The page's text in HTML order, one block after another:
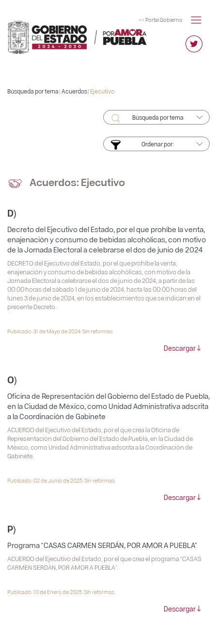
<< Portal Gobierno
Búsqueda por tema |Acuerdos| Ejecutivo
Búsqueda por tema
Ordenar por:
Acuerdos: Ejecutivo
D)
Decreto del Ejecutivo del Estado, por el que prohíbe la venta,
enajenación y consumo de bebidas alcohólicas, con motivo
de la Jornada Electoral a celebrarse el dos de junio de 2024
DECRETO del Ejecutivo del Estado, por el que prohíbe la venta,
enajenación y consumo de bebidas alcohólicas, con motivo de la
Jornada Electoral a celebrarse el dos de junio de 2024, a partir de las
00:00 horas del sábado 1 de junio de 2024, hasta las 00:00 horas del
lunes 3 de junio de 2024, en los establecimientos que se indican en el
presente Decreto.
Publicado: 31 de Mayo de 2024. Sin reformas.
Descargar
O)
Oficina de Representación del Gobierno del Estado de Puebla,
en la Ciudad de México, como Unidad Administrativa adscrita
a la Coordinación de Gabinete
ACUERDO del Ejecutivo del Estado, por el que crea la Oficina de
Representación del Gobierno del Estado de Puebla, en la Ciudad de
México, como Unidad Administrativa adscrita a la Coordinación de
Gabinete.
Publicado: 02 de Junio de 2025. Sin reformas.
Descargar
P)
Programa “CASAS CARMEN SERDÁN, POR AMOR A PUEBLA”
ACUERDO del Ejecutivo del Estado, por el que crea el programa “CASAS
CARMEN SERDÁN, POR AMOR A PUEBLA”.
Publicado: 10 de Enero de 2025. Sin reformas.
Descargar